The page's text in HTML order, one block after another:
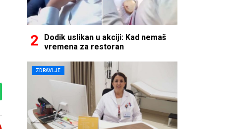
Dodik uslikan u akciji: Kad nemaš
vremena za restoran
ZDRAVLJE